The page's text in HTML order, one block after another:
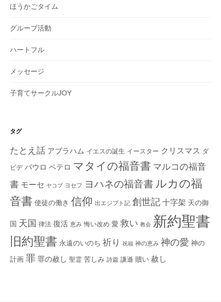
ほうかごタイム
グループ活動
ハートフル
メッセージ
子育てサークルJOY
タグ
たとえ話 アブラハム イエスの誕生 イースター クリスマス ダ
ビデ パウロ ペテロ マタイの福音書 マルコの福音
書 モーセ ヤコブ ヨセフ ヨハネの福音書 ルカの福
音書 使徒の働き 信仰 出エジプト記 創世記 十字架 天の御
国 天国 律法 復活 恵み 悔い改め 愛 救い 教会 新約聖書
旧約聖書 永遠のいのち 祈り 祝福 神の恵み 神の愛 神の
計画 罪 罪の赦し 聖霊 苦しみ 詩篇 謙遜 贖い 赦し